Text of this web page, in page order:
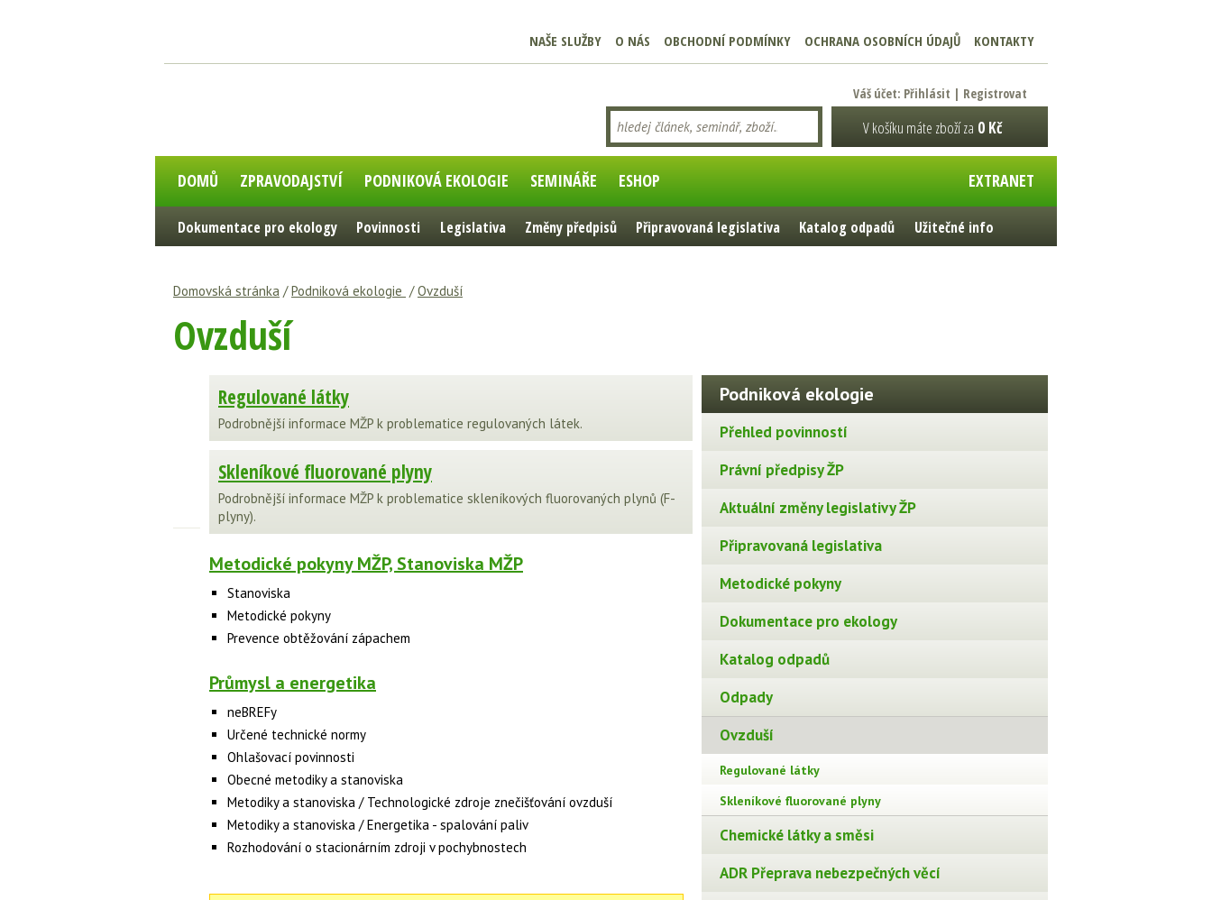
NAŠE SLUŽBY O NÁS OBCHODNÍ PODMÍNKY OCHRANA OSOBNÍCH ÚDAJŮ KONTAKTY
Váš účet: Přihlásit | Registrovat
V košíku máte zboží za 0 Kč
DOMŮ ZPRAVODAJSTVÍ PODNIKOVÁ EKOLOGIE SEMINÁŘE ESHOP EXTRANET
Dokumentace pro ekology Povinnosti Legislativa Změny předpisů Připravovaná legislativa Katalog odpadů Užitečné info
Domovská stránka /Podniková ekologie /Ovzduší
Ovzduší
Regulované látky
Podrobnější informace MŽP k problematice regulovaných látek.
Skleníkové fluorované plyny
Podrobnější informace MŽP k problematice skleníkových fluorovaných plynů (F-
plyny).
Metodické pokyny MŽP, Stanoviska MŽP
Stanoviska
Metodické pokyny
Prevence obtěžování zápachem
Průmysl a energetika
neBREFy
Určené technické normy
Ohlašovací povinnosti
Obecné metodiky a stanoviska
Metodiky a stanoviska / Technologické zdroje znečišťování ovzduší
Metodiky a stanoviska / Energetika - spalování paliv
Rozhodování o stacionárním zdroji v pochybnostech
Podniková ekologie
Přehled povinností
Právní předpisy ŽP
Aktuální změny legislativy ŽP
Připravovaná legislativa
Metodické pokyny
Dokumentace pro ekology
Katalog odpadů
Odpady
Ovzduší
Regulované látky
Skleníkové fluorované plyny
Chemické látky a směsi
ADR Přeprava nebezpečných věcí